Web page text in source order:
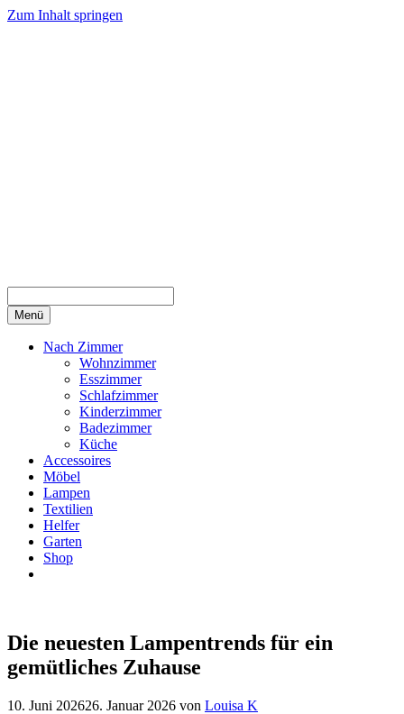
Zum Inhalt springen
Menü
Nach Zimmer
Wohnzimmer
Esszimmer
Schlafzimmer
Kinderzimmer
Badezimmer
Küche
Accessoires
Möbel
Lampen
Textilien
Helfer
Garten
Shop
Die neuesten Lampentrends für ein
gemütliches Zuhause
10. Juni 202626. Januar 2026 von Louisa K